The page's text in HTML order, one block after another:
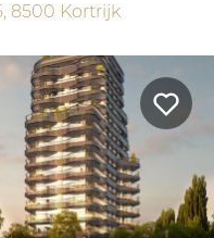
8500 Kortrijk